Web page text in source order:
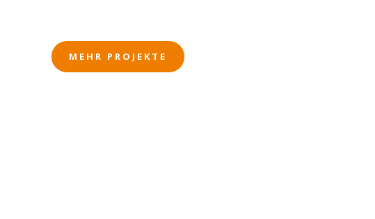
MEHR PROJEKTE